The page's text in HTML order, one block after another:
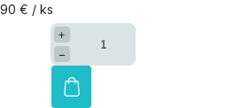
€ / ks
+
−